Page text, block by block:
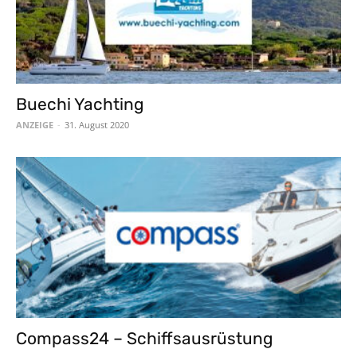
Buechi Yachting
ANZEIGE - 31. August 2020
Compass24 – Schiffsausrüstung